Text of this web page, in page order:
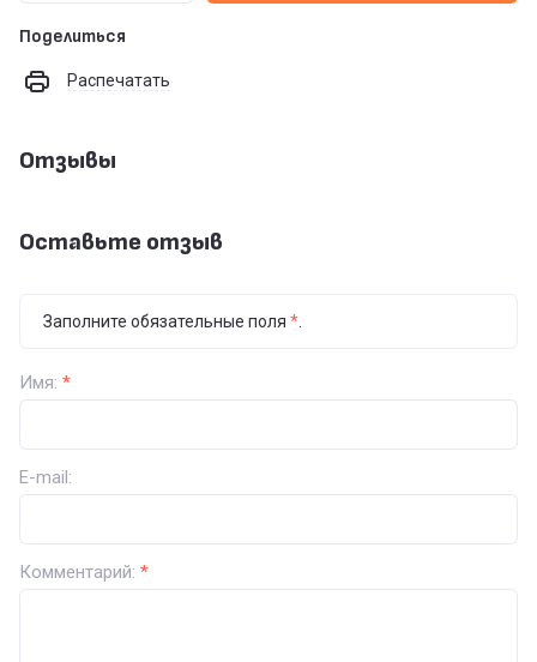
Поделиться
Распечатать
Отзывы
Оставьте отзыв
Заполните обязательные поля *
Имя: *
E-mail:
Комментарий: *